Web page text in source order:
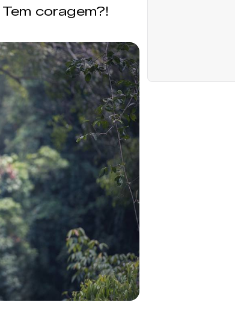
Tem coragem?!